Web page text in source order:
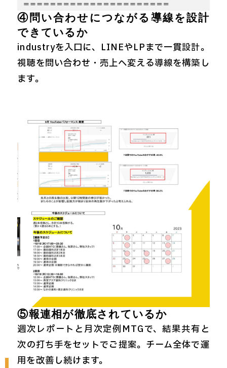
④問い合わせにつながる導線を設計
できているか
industryを入口に、LINEやLPまで一貫設計。
視聴を問い合わせ・売上へ変える導線を構築し
ます。
⑤報連相が徹底されているか
週次レポートと月次定例MTGで、結果共有と
次の打ち手をセットでご提案。チーム全体で運
用を改善し続けます。